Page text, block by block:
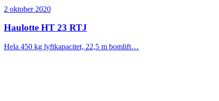
2 oktober 2020
Haulotte HT 23 RTJ
Hela 450 kg lyftkapacitet, 22,5 m bomlift…